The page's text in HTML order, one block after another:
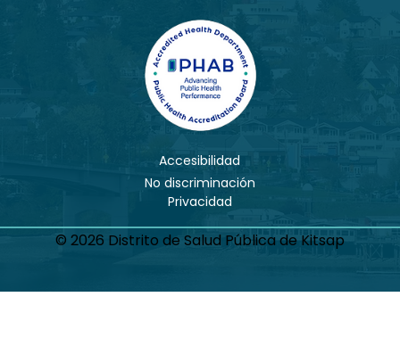
Accesibilidad
No discriminación
Privacidad
© 2026 Distrito de Salud Pública de Kitsap